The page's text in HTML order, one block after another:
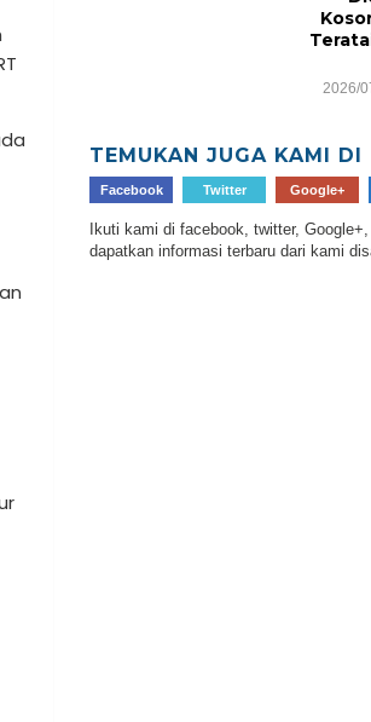
2026/
TEMUKAN JUGA KAMI DI
Facebook Twitter Google+
Ikuti kami di facebook, twitter,
dapatkan informasi terbaru dari kami